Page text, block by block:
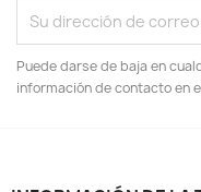
Puede darse de baja en
información de contacto en